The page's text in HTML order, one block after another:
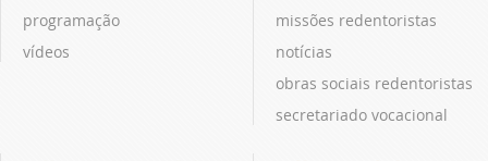
programação
vídeos
missões redentoristas
notícias
obras sociais redentoristas
secretariado vocacional